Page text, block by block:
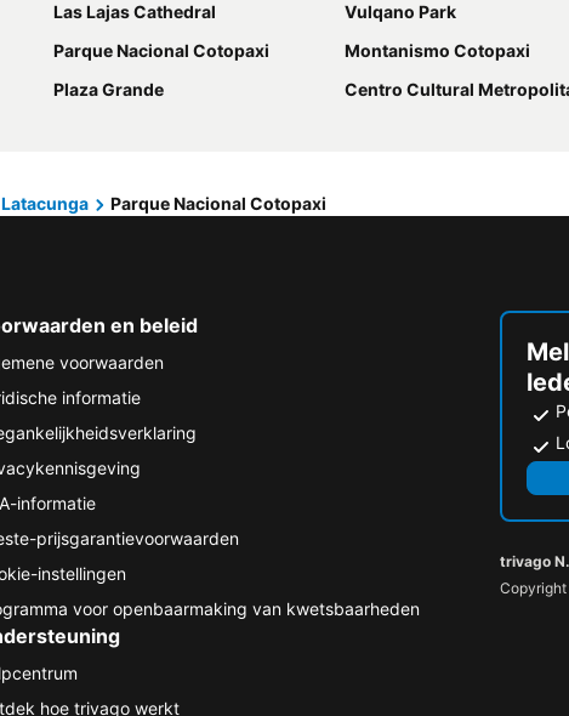
Las Lajas Cathedral
Vulqano Park
Parque Nacional Cotopaxi
Montanismo Cotopaxi
Plaza Grande
Centro Cultural
Latacunga Parque Nacional Cotopaxi
en beleid
voorwaarden
informatie
informatie
prijsgarantievoorwaarden
instellingen
voor openbaarmaking van kwetsbaarheden
hoe trivago werkt
trivago